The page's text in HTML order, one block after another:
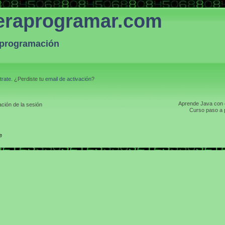
. ¿Perdiste tu email de activación?
de la sesión
Aprende Java con
Curso paso a